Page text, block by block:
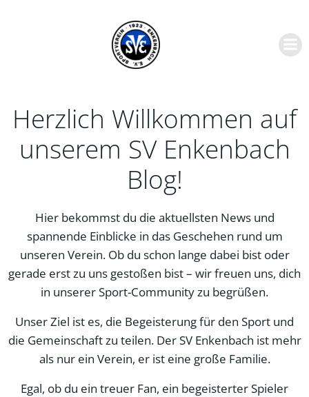
springen
Herzlich Willkommen auf
unserem SV Enkenbach
Blog!
Hier bekommst du die aktuellsten News und
spannende Einblicke in das Geschehen rund um
unseren Verein. Ob du schon lange dabei bist oder
gerade erst zu uns gestoßen bist – wir freuen uns, dich
in unserer Sport-Community zu begrüßen.
Unser Ziel ist es, die Begeisterung für den Sport und
die Gemeinschaft zu teilen. Der SV Enkenbach ist mehr
als nur ein Verein, er ist eine große Familie.
Egal, ob du ein treuer Fan, ein begeisterter Spieler